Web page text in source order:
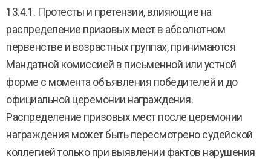
13.4.1. Протесты и претензии, влияющие на
распределение призовых мест в абсолютном
первенстве и возрастных группах, принимаются
Мандатной комиссией в письменной или устной
форме с момента объявления победителей и до
официальной церемонии награждения.
Распределение призовых мест после церемонии
награждения может быть пересмотрено судейской
коллегией только при выявлении фактов нарушения